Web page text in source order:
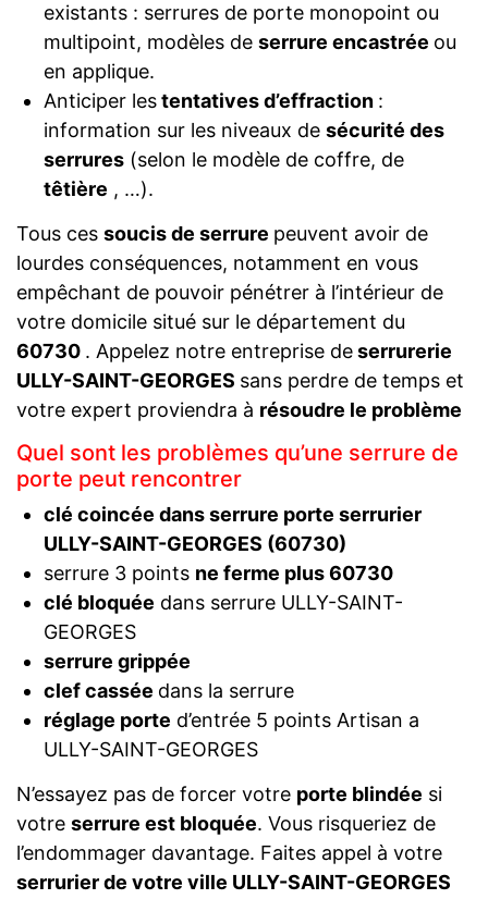
existants : serrures de porte monopoint ou
multipoint, modèles de serrure encastrée ou
en applique.
Anticiper lestentatives d’effraction :
information sur les niveaux de sécurité des
serrures(selon le modèle de coffre, de
têtière , …).
Tous ces soucis de serrure peuvent avoir de
lourdes conséquences, notamment en vous
empêchant de pouvoir pénétrer à l’intérieur de
votre domicile situé sur le département du
60730 . Appelez notre entreprise deserrurerie
ULLY-SAINT-GEORGES sans perdre de temps et
votre expert proviendra à résoudre le problème
Quel sont les problèmes qu’une serrure de
porte peut rencontrer
clé coincée dans serrure porte serrurier
ULLY-SAINT-GEORGES (60730)
serrure 3 points ne ferme plus 60730
clé bloquée dans serrure ULLY-SAINT-
GEORGES
serrure grippée
clef cassée dans la serrure
réglage porte d’entrée 5 points Artisan a
ULLY-SAINT-GEORGES
N’essayez pas de forcer votre porte blindée si
votre serrure est bloquée. Vous risqueriez de
l’endommager davantage. Faites appel à votre
serrurier de votre ville ULLY-SAINT-GEORGES